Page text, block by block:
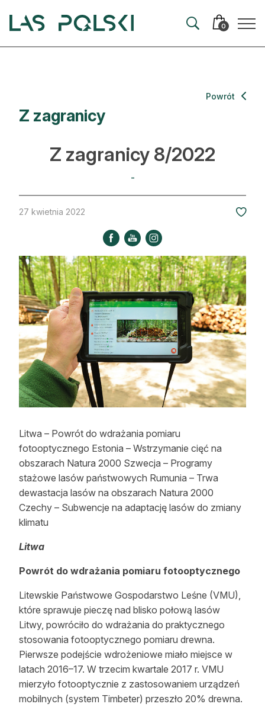
0
Artykuły
Hodowla lasu
Nowe technologie
Kultura i historia
Strefa eksperta
Auto do lasu
Dla drwala
Leśnik na zakupach
Z zagranicy
Edukacja
Lasy prywatne
O nas
100 lat „Lasu Polskiego”
Prenumerata
Reklama
Zostań autorem
Archiwum
Kontakt
Z zagranicy
Powrót
Z zagranicy 8/2022
-
27 kwietnia 2022
Litwa – Powrót do wdrażania pomiaru
fotooptycznego Estonia – Wstrzymanie cięć na
obszarach Natura 2000 Szwecja – Programy
stażowe lasów państwowych Rumunia – Trwa
dewastacja lasów na obszarach Natura 2000
Czechy – Subwencje na adaptację lasów do zmiany
klimatu
Litwa
Powrót do wdrażania pomiaru fotooptycznego
Litewskie Państwowe Gospodarstwo Leśne (VMU),
które sprawuje pieczę nad blisko połową lasów
Litwy, powróciło do wdrażania do praktycznego
stosowania fotooptycznego pomiaru drewna.
Pierwsze podejście wdrożeniowe miało miejsce w
latach 2016–17. W trzecim kwartale 2017 r. VMU
mierzyło fotooptycznie z zastosowaniem urządzeń
mobilnych (system Timbeter) przeszło 20% drewna.